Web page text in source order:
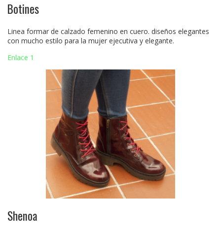
Botines
Linea formar de calzado femenino en cuero. diseños elegantes
con mucho estilo para la mujer ejecutiva y elegante.
Enlace 1
Shenoa